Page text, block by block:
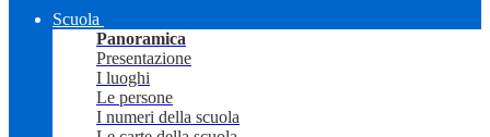
Scuola
Panoramica
Presentazione
I luoghi
Le persone
I numeri della scuola